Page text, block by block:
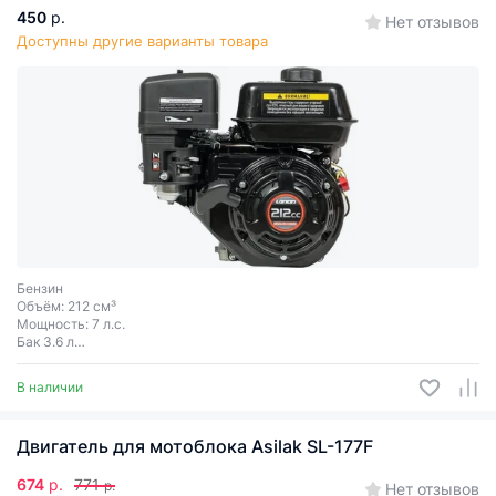
450 р.
Доступны другие варианты товара
Нет отзывов
Бензин
Объём: 212 см³
Мощность: 7 л.с.
Бак 3.6 л
Ручной старт
В наличии
Двигатель для мотоблока Asilak SL-177F
674 р. 771 р. Нет отзывов